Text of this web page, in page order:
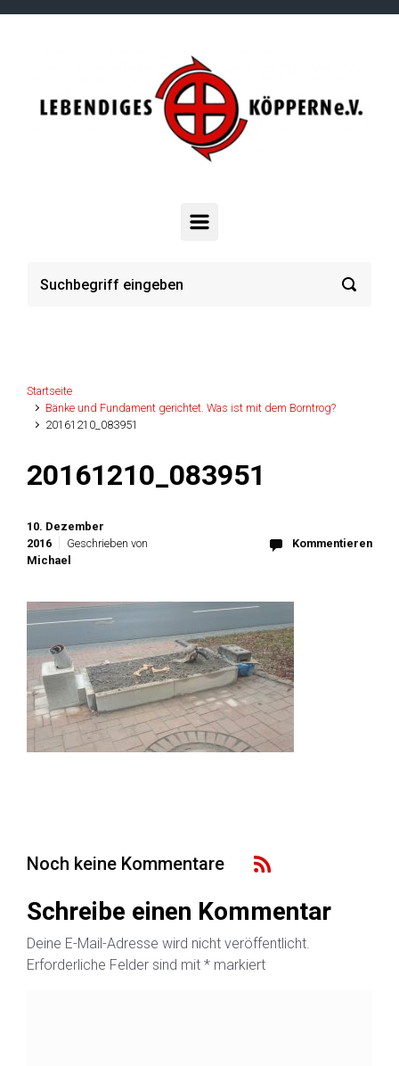
Zum Hauptinhalt springen
Startseite
Bänke und Fundament gerichtet. Was ist mit dem Borntrog?
20161210_083951
20161210_083951
10. Dezember
2016
Geschrieben von
Michael
Kommentieren
Noch keine Kommentare
Schreibe einen Kommentar
Deine E-Mail-Adresse wird nicht veröffentlicht.
Erforderliche Felder sind mit * markiert